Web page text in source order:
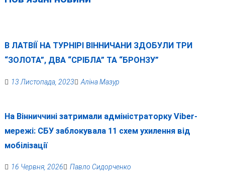
В ЛАТВІЇ НА ТУРНІРІ ВІННИЧАНИ ЗДОБУЛИ ТРИ
“ЗОЛОТА”, ДВА “СРІБЛА” ТА “БРОНЗУ”
13 Листопада, 2023 Аліна Мазур
На Вінниччині затримали адміністраторку Viber-
мережі: СБУ заблокувала 11 схем ухилення від
мобілізації
16 Червня, 2026 Павло Сидорченко